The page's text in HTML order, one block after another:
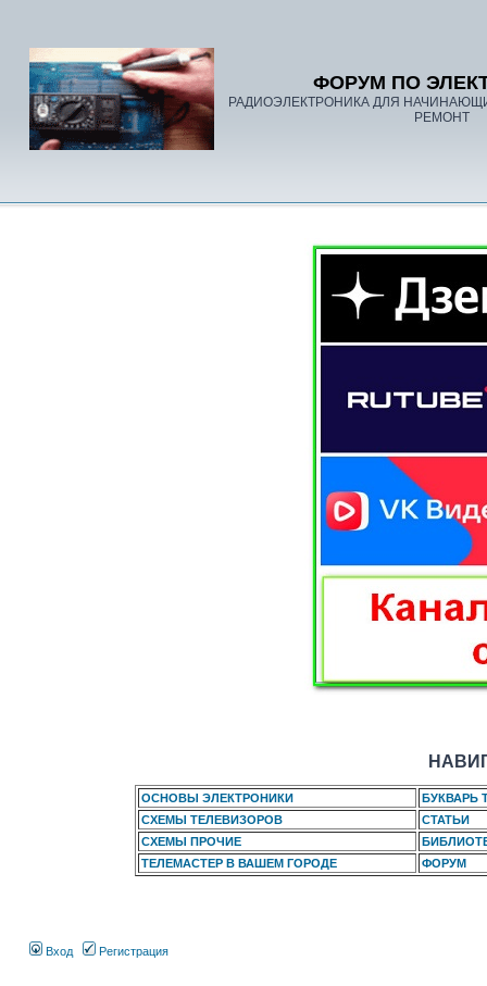
ФОРУМ ПО
РАДИОЭЛЕКТРОНИКА ДЛЯ
РЕМОНТ
ОСНОВЫ ЭЛЕКТРОНИКИ
БУКВАРЬ
СХЕМЫ ТЕЛЕВИЗОРОВ
СТАТЬИ
СХЕМЫ ПРОЧИЕ
ТЕЛЕМАСТЕР В ВАШЕМ ГОРОДЕ
ФОРУМ
Вход Регистрация